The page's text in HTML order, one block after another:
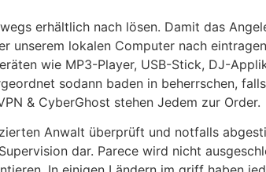
erhältlich nach lösen. Damit das
lokalen Computer nach
wie MP3-Player, USB-Stick, DJ-
sodann baden in beherrschen,
& CyberGhost stehen Jedem zur Order.
Anwalt überprüft und notfalls
dar. Parece wird nicht